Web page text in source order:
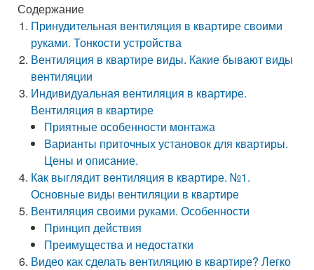
Содержание
Принудительная вентиляция в квартире своими
руками. Тонкости устройства
Вентиляция в квартире виды. Какие бывают виды
вентиляции
Индивидуальная вентиляция в квартире.
Вентиляция в квартире
Приятные особенности монтажа
Варианты приточных установок для квартиры.
Цены и описание.
Как выглядит вентиляция в квартире. №1.
Основные виды вентиляции в квартире
Вентиляция своими руками. Особенности
Принцип действия
Преимущества и недостатки
Видео как сделать вентиляцию в квартире? Легко